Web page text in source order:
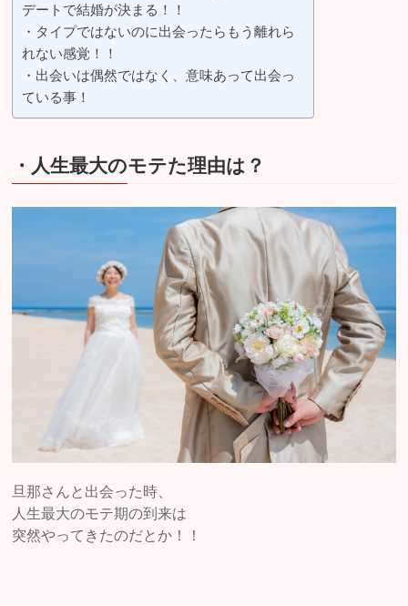
デートで結婚が決まる！！
・タイプではないのに出会ったらもう離れら
れない感覚！！
・出会いは偶然ではなく、意味あって出会っ
ている事！
・人生最大のモテた理由は？
旦那さんと出会った時、
人生最大のモテ期の到来は
突然やってきたのだとか！！